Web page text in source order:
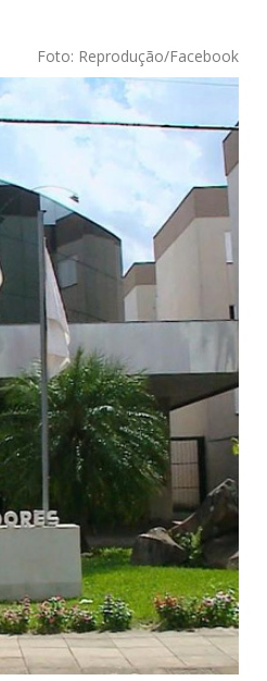
Foto: Reprodução/Facebook